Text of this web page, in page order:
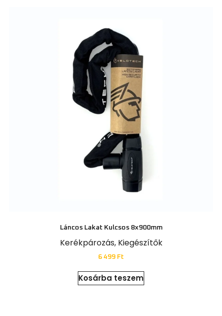
Láncos Lakat Kulcsos 8x900mm
Kerékpározás, Kiegészítők
6 499 Ft
Kosárba teszem